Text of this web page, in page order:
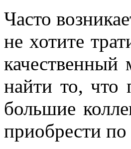
Часто
не хотите
качественный
найти то, что
большие
приобрести